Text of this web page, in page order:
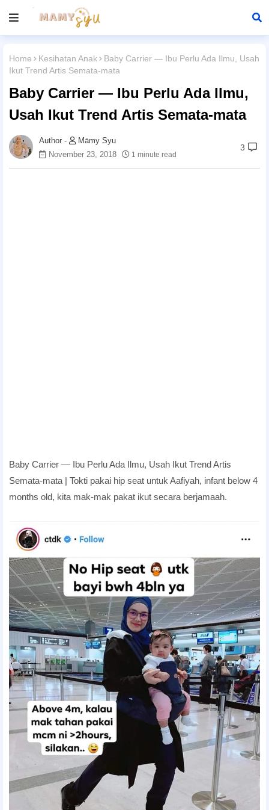
Home Kesihatan Anak
Baby Carrier — Ibu Perlu Ada Ilmu, Usah
Ikut Trend Artis Semata-mata
Baby Carrier — Ibu Perlu Ada Ilmu,
Usah Ikut Trend Artis Semata-mata
Māmy Syu
November 23, 2018
1 minute read
3
Baby Carrier — Ibu Perlu Ada Ilmu, Usah Ikut Trend Artis
Semata-mata | Tokti pakai hip seat untuk Aafiyah, infant below 4
months old, kita mak-mak pakat ikut secara berjamaah.